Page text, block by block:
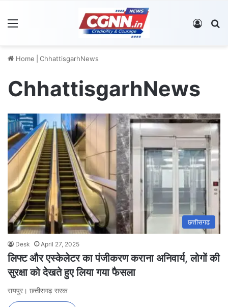
Log In
Home ChhattisgarhNews
ChhattisgarhNews
छत्तीसगढ
Desk April 27, 2025
लिफ्ट और एस्केलेटर का पंजीकरण कराना अनिवार्य, लोगों की
सुरक्षा को देखते हुए लिया गया फैसला
रायपुर। छत्तीसगढ़ सरक